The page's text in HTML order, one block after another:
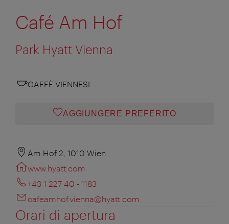
Café Am Hof
Park Hyatt Vienna
CAFFÈ VIENNESI
AGGIUNGERE PREFERITO
Am Hof 2, 1010 Wien
www.hyatt.com
+43 1 227 40 - 1183
cafeamhof.vienna@hyatt.com
Orari di apertura